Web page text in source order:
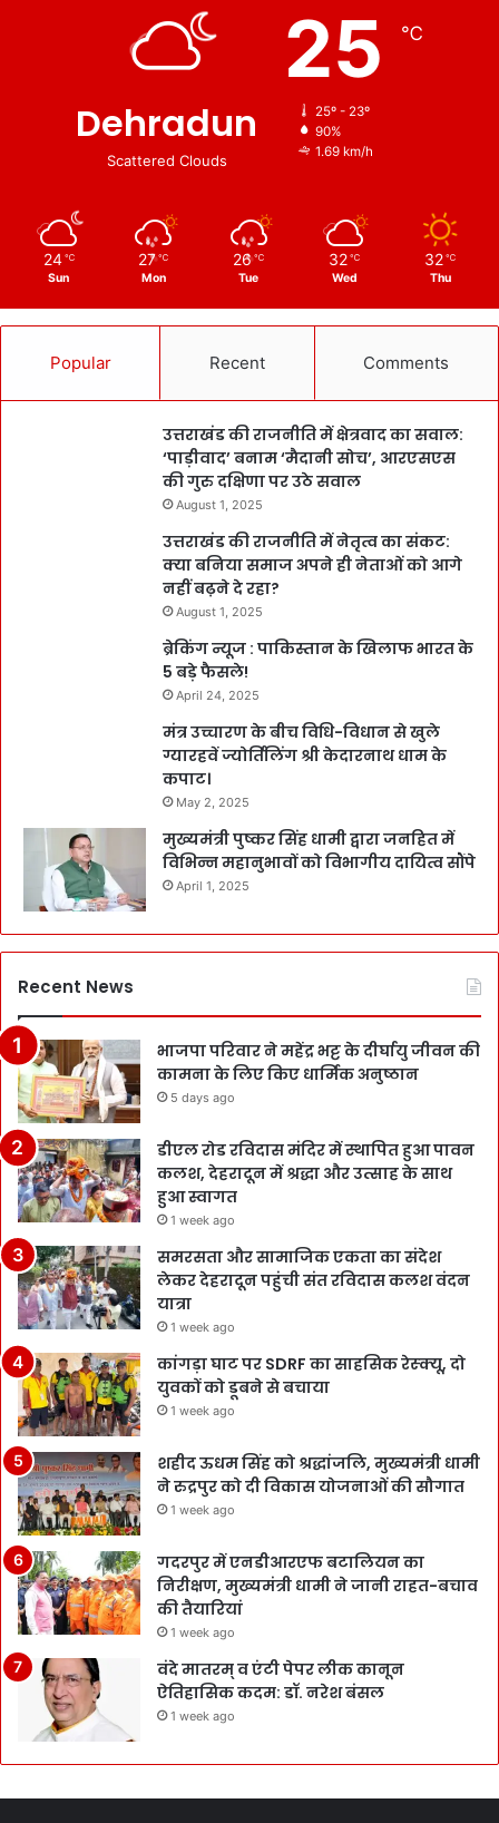
Dehradun
Scattered Clouds
25 ℃
25º - 23º
90%
1.69 km/h
24 ℃
Sun
27 ℃
Mon
26 ℃
Tue
32 ℃
Wed
32 ℃
Thu
Popular Recent Comments
उत्तराखंड की राजनीति में क्षेत्रवाद का सवाल:
‘पाड़ीवाद’ बनाम ‘मैदानी सोच’, आरएसएस
की गुरु दक्षिणा पर उठे सवाल
August 1, 2025
उत्तराखंड की राजनीति में नेतृत्व का संकट:
क्या बनिया समाज अपने ही नेताओं को आगे
नहीं बढ़ने दे रहा?
August 1, 2025
ब्रेकिंग न्यूज : पाकिस्तान के खिलाफ भारत के
5 बड़े फैसले!
April 24, 2025
मंत्र उच्चारण के बीच विधि-विधान से खुले
ग्यारहवें ज्योर्तिलिंग श्री केदारनाथ धाम के
कपाट।
May 2, 2025
मुख्यमंत्री पुष्कर सिंह धामी द्वारा जनहित में
विभिन्न महानुभावों को विभागीय दायित्व सौंपे
April 1, 2025
Recent News
भाजपा परिवार ने महेंद्र भट्ट के दीर्घायु जीवन की
कामना के लिए किए धार्मिक अनुष्ठान
5 days ago
डीएल रोड रविदास मंदिर में स्थापित हुआ पावन
कलश, देहरादून में श्रद्धा और उत्साह के साथ
हुआ स्वागत
1 week ago
समरसता और सामाजिक एकता का संदेश
लेकर देहरादून पहुंची संत रविदास कलश वंदन
यात्रा
1 week ago
कांगड़ा घाट पर SDRF का साहसिक रेस्क्यू, दो
युवकों को डूबने से बचाया
1 week ago
शहीद ऊधम सिंह को श्रद्धांजलि, मुख्यमंत्री धामी
ने रुद्रपुर को दी विकास योजनाओं की सौगात
1 week ago
गदरपुर में एनडीआरएफ बटालियन का
निरीक्षण, मुख्यमंत्री धामी ने जानी राहत-बचाव
की तैयारियां
1 week ago
वंदे मातरम् व एंटी पेपर लीक कानून
ऐतिहासिक कदम: डॉ. नरेश बंसल
1 week ago